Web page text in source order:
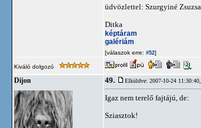
üdvözlettel: Szurgyiné Zsuzsa
Ditka
képtáram
galériám
[válaszok erre: #52]
Kiváló dolgozó
Dijon 49. Elküldve: 2007-10-24 11:30:40,
Igaz nem terelő fajtájú, de:
Sziasztok!